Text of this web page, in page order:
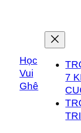
dungHọc
Vui
Ghê
7